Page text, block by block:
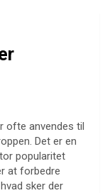
ofte anvendes til
Det er en
popularitet
at forbedre
sker der